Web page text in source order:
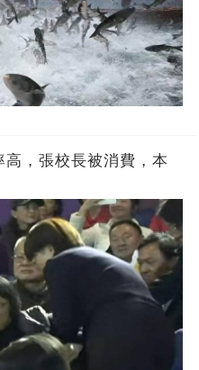
高，張校長被消費，本